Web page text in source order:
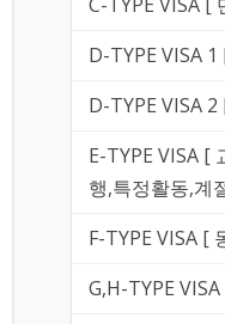
D-TYPE VISA
D-TYPE VISA
E-TYPE VISA [
행,특정활동,계
F-TYPE VISA [
G,H-TYPE